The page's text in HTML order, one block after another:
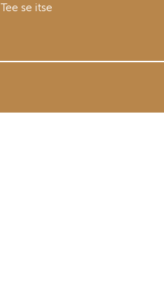
Tee se itse